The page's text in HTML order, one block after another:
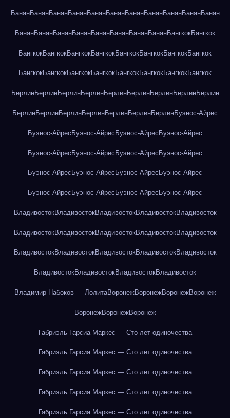
БананБананБананБананБананБананБананБананБананБананБанан
БананБананБананБананБананБананБананБананБангкокБангкок
БангкокБангкокБангкокБангкокБангкокБангкокБангкокБангкок
БангкокБангкокБангкокБангкокБангкокБангкокБангкокБангкок
БерлинБерлинБерлинБерлинБерлинБерлинБерлинБерлинБерлин
БерлинБерлинБерлинБерлинБерлинБерлинБерлинБуэнос-Айрес
Буэнос-Айрес Буэнос-Айрес Буэнос-Айрес Буэнос-Айрес
Буэнос-АйресБуэнос-АйресБуэнос-АйресБуэнос-Айрес
Буэнос-Айрес Буэнос-Айрес Буэнос-Айрес Буэнос-Айрес
Буэнос-Айрес Буэнос-Айрес Буэнос-Айрес Буэнос-Айрес
ВладивостокВладивостокВладивостокВладивостокВладивосток
ВладивостокВладивостокВладивостокВладивостокВладивосток
ВладивостокВладивостокВладивостокВладивостокВладивосток
ВладивостокВладивостокВладивостокВладивосток
Владимир Набоков — ЛолитаВоронежВоронежВоронежВоронеж
ВоронежВоронежВоронеж
Габриэль Гарсиа Маркес — Сто лет одиночества
Габриэль Гарсиа Маркес — Сто лет одиночества
Габриэль Гарсиа Маркес — Сто лет одиночества
Габриэль Гарсиа Маркес — Сто лет одиночества
Габриэль Гарсиа Маркес — Сто лет одиночества